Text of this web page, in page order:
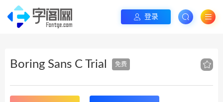
登录
Boring Sans C Trial 免费